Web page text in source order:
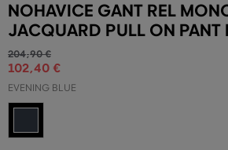
NOHAVICE GANT REL
JACQUARD PULL ON PANT
204,90 €
102,40 €
EVENING BLUE